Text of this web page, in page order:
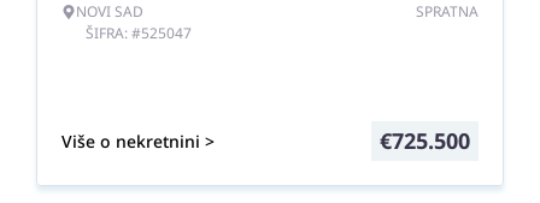
NOVI SAD
ŠIFRA: #525047
SPRATNA
Više o nekretnini > €725.500